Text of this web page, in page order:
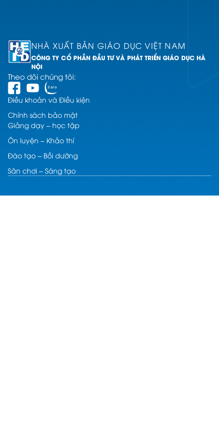
NHÀ XUẤT BẢN GIÁO DỤC VIỆT NAM
CÔNG TY CỔ PHẦN ĐẦU TƯ VÀ PHÁT TRIỂN GIÁO DỤC HÀ
NỘI
Điều khoản và Điều kiện
Chính sách bảo mật
Giảng dạy – học tập
Ôn luyện – Khảo thí
Đào tạo – Bồi dưỡng
Sân chơi – Sáng tạo
Theo dõi chúng tôi: